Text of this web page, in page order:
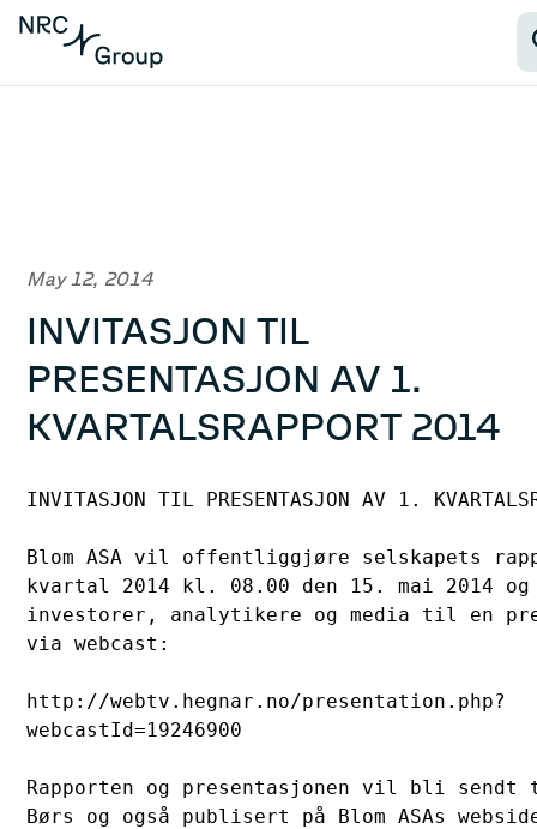
May 12, 2014
INVITASJON TIL
PRESENTASJON AV 1.
KVARTALSRAPPORT 2014
INVITASJON TIL PRESENTASJON AV 1.
Blom ASA vil offentliggjøre selskapets
kvartal 2014 kl. 08.00 den 15. mai 2014
investorer, analytikere og media til en
via webcast:
http://webtv.hegnar.no/presentation.php?
webcastId=19246900
Rapporten og presentasjonen vil bli
Børs og også publisert på Blom ASAs